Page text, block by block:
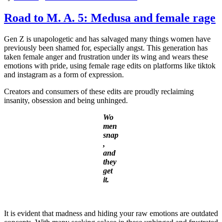
Road to M. A. 5: Medusa and female rage
Gen Z is unapologetic and has salvaged many things women have
previously been shamed for, especially angst. This generation has
taken female anger and frustration under its wing and wears these
emotions with pride, using female rage edits on platforms like tiktok
and instagram as a form of expression.
Creators and consumers of these edits are proudly reclaiming
insanity, obsession and being unhinged.
Wo
men
snap
,
and
they
get
it.
It is evident that madness and hiding your raw emotions are outdated